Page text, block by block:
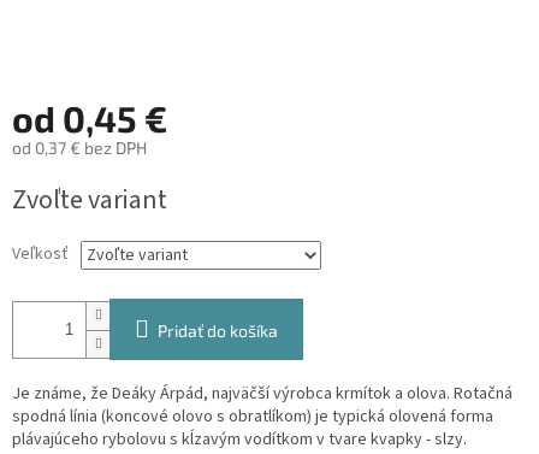
od 0,45 €
od 0,37 € bez DPH
cena:
Zvoľte variant
Veľkosť
Pridať do košíka
Je známe, že Deáky Árpád, najväčší výrobca krmítok a olova. Rotačná
spodná línia (koncové olovo s obratlíkom) je typická olovená forma
plávajúceho rybolovu s kĺzavým vodítkom v tvare kvapky - slzy.